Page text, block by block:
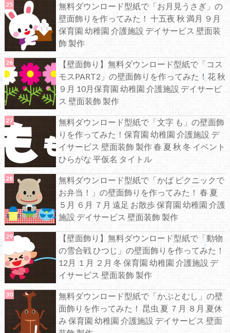
無料ダウンロード型紙で「お月見うさぎ」の
壁面飾りを作ってみた！ 十五夜 秋 満月 ９月
保育園 幼稚園 介護施設 デイサービス 壁面装
飾 製作
【壁面飾り】無料ダウンロード型紙で「コス
モスPART2」の壁面飾りを作ってみた！花 秋
９月 10月保育園 幼稚園 介護施設 デイサービ
ス 壁面装飾 製作
無料ダウンロード型紙で「文字 も」の壁面飾
りを作ってみた！保育園 幼稚園 介護施設 デ
イサービス 壁面装飾 製作 春 夏 秋 冬 イベント
ひらがな 平仮名 タイトル
無料ダウンロード型紙で「かば ピクニックで
お弁当！」の壁面飾りを作ってみた！ 春 夏
５月 ６月 ７月 遠足 お散歩 保育園 幼稚園 介護
施設 デイサービス 壁面装飾 製作
【壁面飾り】無料ダウンロード型紙で「動物
の雪合戦 ひつじ」の壁面飾りを作ってみた！
12月 １月 ２月 冬 保育園 幼稚園 介護施設 デ
イサービス 壁面装飾 製作
無料ダウンロード型紙で「かぶとむし」の壁
面飾りを作ってみた！ 昆虫 夏 ７月 ８月 夏休
み 保育園 幼稚園 介護施設 デイサービス 壁面